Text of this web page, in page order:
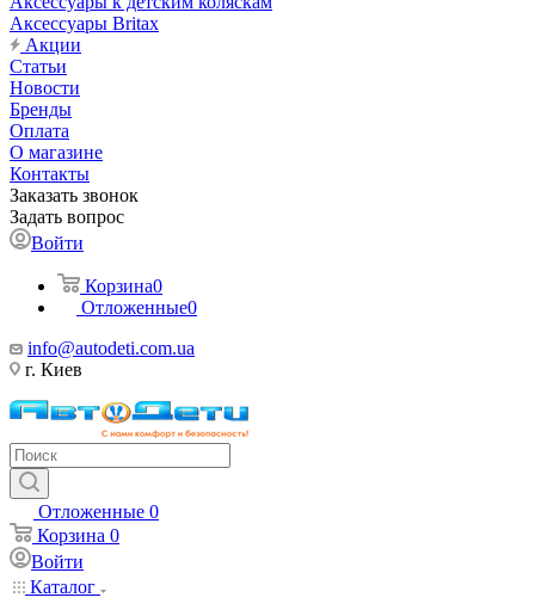
Аксессуары Britax
Акции
Статьи
Новости
Бренды
Оплата
О магазине
Контакты
Заказать звонок
Задать вопрос
Войти
Корзина0
Отложенные0
info@autodeti.com.ua
г. Киев
Отложенные 0
Корзина 0
Войти
Каталог